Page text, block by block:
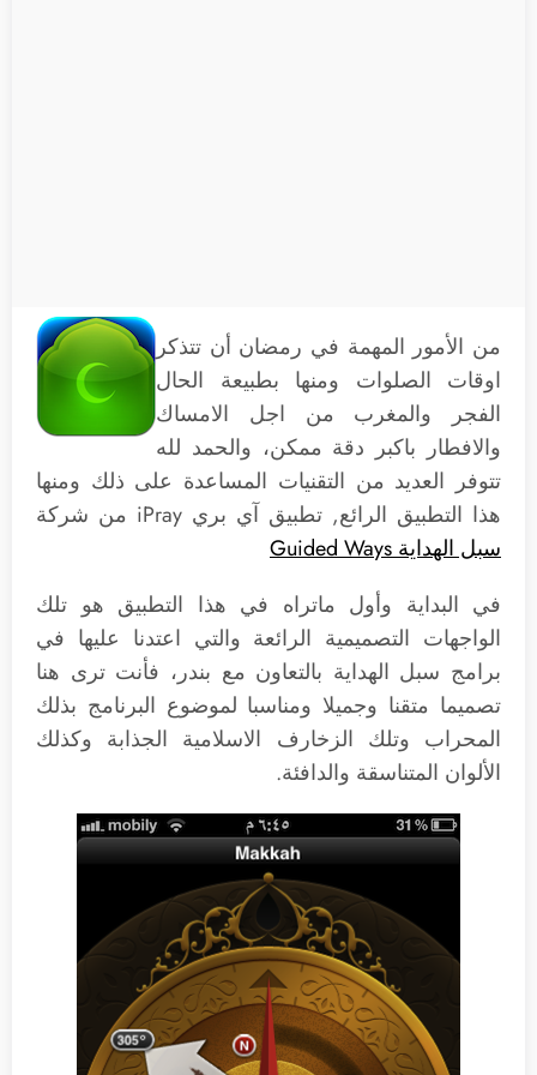
من الأمور المهمة في رمضان أن تتذكر
اوقات الصلوات ومنها بطبيعة الحال
الفجر والمغرب من اجل الامساك
والافطار باكبر دقة ممكن، والحمد لله
تتوفر العديد من التقنيات المساعدة على ذلك ومنها
هذا التطبيق الرائع, تطبيق آي بري iPray من شركة
سبل الهداية Guided Ways
في البداية وأول ماتراه في هذا التطبيق هو تلك
الواجهات التصميمية الرائعة والتي اعتدنا عليها في
برامج سبل الهداية بالتعاون مع بندر، فأنت ترى هنا
تصميما متقنا وجميلا ومناسبا لموضوع البرنامج بذلك
المحراب وتلك الزخارف الاسلامية الجذابة وكذلك
الألوان المتناسقة والدافئة.